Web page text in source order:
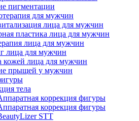
пигментации
для мужчин
лица для мужчин
пластика лица для мужчин
лица для мужчин
лица для мужчин
кожей лица для мужчин
прыщей у мужчин
тела
коррекция фигуры
коррекция фигуры
STT